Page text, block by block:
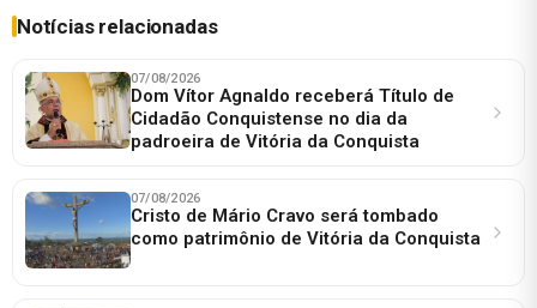
Notícias relacionadas
07/08/2026
Dom Vítor Agnaldo receberá Título de
Cidadão Conquistense no dia da
padroeira de Vitória da Conquista
07/08/2026
Cristo de Mário Cravo será tombado
como patrimônio de Vitória da Conquista